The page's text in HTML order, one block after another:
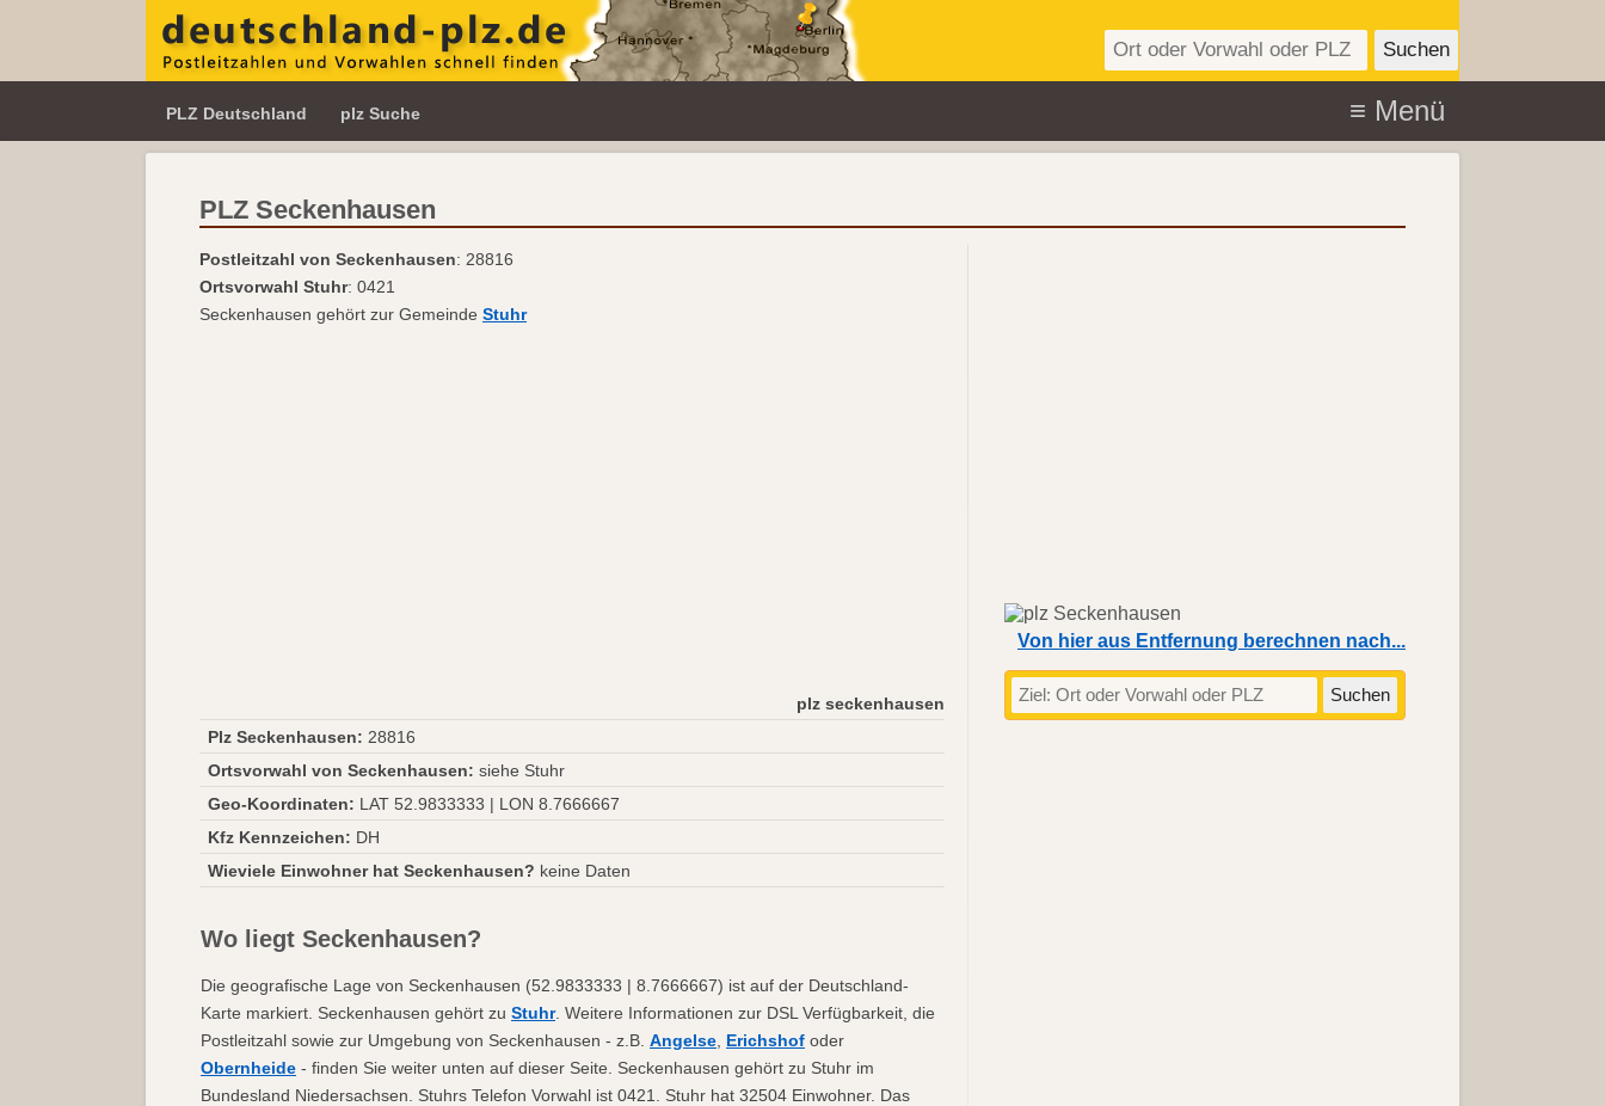
PLZ Deutschland plz Suche
PLZ Seckenhausen
Postleitzahl von Seckenhausen: 28816
Ortsvorwahl Stuhr: 0421
Seckenhausen gehört zur Gemeinde Stuhr
plz seckenhausen
Plz Seckenhausen: 28816
Ortsvorwahl von Seckenhausen: siehe Stuhr
Geo-Koordinaten: LAT 52.9833333 | LON 8.7666667
Kfz Kennzeichen: DH
Wieviele Einwohner hat Seckenhausen? keine Daten
Wo liegt Seckenhausen?
Die geografische Lage von Seckenhausen (52.9833333 | 8.7666667) ist auf der Deutschland-
Karte markiert. Seckenhausen gehört zu Stuhr. Weitere Informationen zur DSL Verfügbarkeit, die
Postleitzahl sowie zur Umgebung von Seckenhausen - z.B. Angelse Erichshof oder
Obernheide - finden Sie weiter unten auf dieser Seite. Seckenhausen gehört zu Stuhr im
Bundesland Niedersachsen. Stuhrs Telefon Vorwahl ist 0421. Stuhr hat 32504 Einwohner. Das
Von hier aus Entfernung berechnen nach...